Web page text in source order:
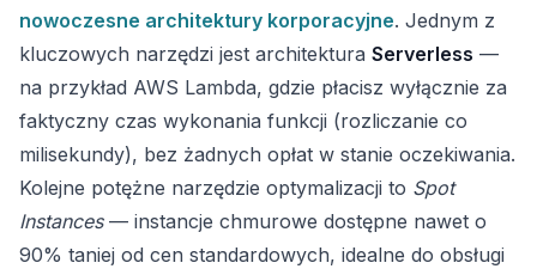
nowoczesne architektury korporacyjne. Jednym z
kluczowych narzędzi jest architektura Serverless —
na przykład AWS Lambda, gdzie płacisz wyłącznie za
faktyczny czas wykonania funkcji (rozliczanie co
milisekundy), bez żadnych opłat w stanie oczekiwania.
Kolejne potężne narzędzie optymalizacji to Spot
Instances— instancje chmurowe dostępne nawet o
90% taniej od cen standardowych, idealne do obsługi